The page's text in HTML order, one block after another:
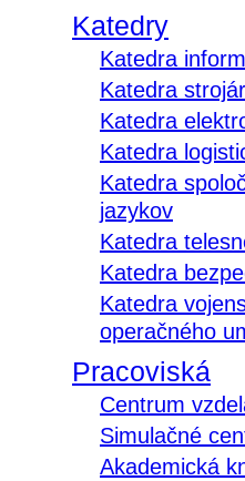
Katedry
Katedra
Katedra
Katedra
Katedra
Katedra
jazykov
Katedra
Katedra
Katedra
operačného
Pracoviská
Centrum
Simulačné
Akademická